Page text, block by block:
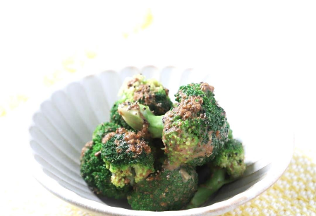
酢
お酢ドリンク ぽん酢
みりん風・料理酒 鍋用調味料
キャンペーン情報
ブランド・スペシャルサイト
ブランド・スペシャルサイト トップ
商品ブランドサイト
Fibee（ファイビー）
企業情報